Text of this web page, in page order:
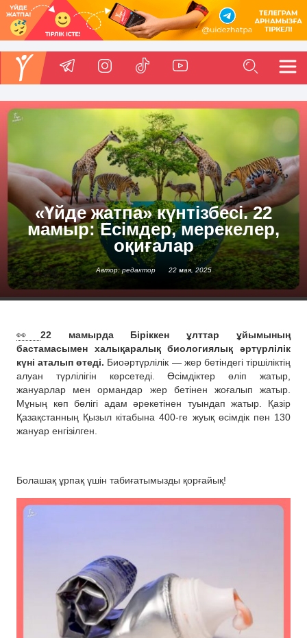
«Үйде жатпа» күнтізбесі. 22
мамыр: Есімдер, мерекелер,
оқиғалар
Автор: редактор 22 мая, 2025
👀 22 мамырда Біріккен ұлттар ұйымының
бастамасымен халықаралық биологиялық әртүрлілік
күні аталып өтеді. Биоәртүрлілік — жер бетіндегі тіршіліктің
алуан түрлілігін көрсетеді. Өсімдіктер өліп жатыр,
жануарлар мен ормандар жер бетінен жоғалып жатыр.
Мұның көп бөлігі адам әрекетінен туындап жатыр. Қазір
Қазақстанның Қызыл кітабына 400-ге жуық өсімдік пен 130
жануар енгізілген.
Болашақ ұрпақ үшін табиғатымызды қорғайық!